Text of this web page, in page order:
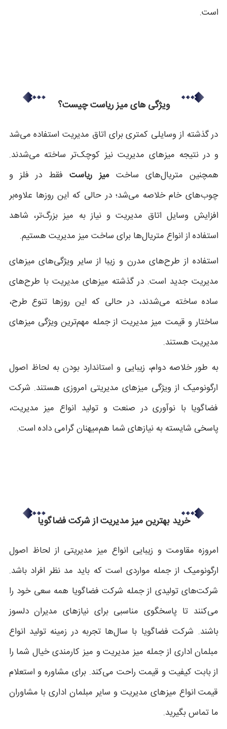
است.
ویژگی های میز ریاست چیست؟
در گذشته از وسایلی کمتری برای اتاق مدیریت استفاده می‌شد
و در نتیجه میزهای مدیریت نیز کوچک‌تر ساخته می‌شدند.
همچنین متریال‌های ساخت میز ریاست فقط در فلز و
چوب‌های خام خلاصه می‌شد؛ در حالی که این روزها علاوه‌بر
افزایش وسایل اتاق مدیریت و نیاز به میز بزرگ‌تر، شاهد
استفاده از انواع متریال‌ها برای ساخت میز مدیریت هستیم.
استفاده از طرح‌های مدرن و زیبا از سایر ویژگی‌های میزهای
مدیریت جدید است. در گذشته میزهای مدیریت با طرح‌های
ساده ساخته می‌شدند، در حالی که این روزها تنوع طرح،
ساختار و قیمت میز مدیریت از جمله مهم‌ترین ویژگی میزهای
مدیریت هستند.
به طور خلاصه دوام، زیبایی و استاندارد بودن به لحاظ اصول
ارگونومیک از ویژگی میزهای مدیریتی امروزی هستند. شرکت
فضاگویا با نوآوری در صنعت و تولید انواع میز مدیریت،
پاسخی شایسته به نیازهای شما هم‌میهنان گرامی داده است.
خرید بهترین میز مدیریت از شرکت فضاگویا
امروزه مقاومت و زیبایی انواع میز مدیریتی از لحاظ اصول
ارگونومیک از جمله مواردی است که باید مد نظر افراد باشد.
شرکت‌های تولیدی از جمله شرکت فضاگویا همه سعی خود را
می‌کنند تا پاسخگوی مناسبی برای نیازهای مدیران دلسوز
باشند. شرکت فضاگویا با سال‌ها تجربه در زمینه تولید انواع
مبلمان اداری از جمله میز مدیریت و میز کارمندی خیال شما را
از بابت کیفیت و قیمت راحت می‌کند. برای مشاوره و استعلام
قیمت انواع میزهای مدیریت و سایر مبلمان اداری با مشاوران
ما تماس بگیرید.